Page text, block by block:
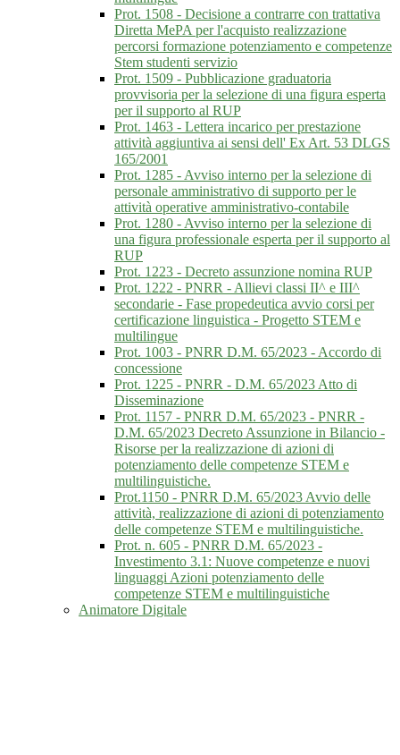
Prot. 1508 - Decisione a contrarre con trattativa
Diretta MePA per l'acquisto realizzazione
percorsi formazione potenziamento e competenze
Stem studenti servizio
Prot. 1509 - Pubblicazione graduatoria
provvisoria per la selezione di una figura esperta
per il supporto al RUP
Prot. 1463 - Lettera incarico per prestazione
attività aggiuntiva ai sensi dell' Ex Art. 53 DLGS
165/2001
Prot. 1285 - Avviso interno per la selezione di
personale amministrativo di supporto per le
attività operative amministrativo-contabile
Prot. 1280 - Avviso interno per la selezione di
una figura professionale esperta per il supporto al
RUP
Prot. 1223 - Decreto assunzione nomina RUP
Prot. 1222 - PNRR - Allievi classi II^ e III^
secondarie - Fase propedeutica avvio corsi per
certificazione linguistica - Progetto STEM e
multilingue
Prot. 1003 - PNRR D.M. 65/2023 - Accordo di
concessione
Prot. 1225 - PNRR - D.M. 65/2023 Atto di
Disseminazione
Prot. 1157 - PNRR D.M. 65/2023 - PNRR -
D.M. 65/2023 Decreto Assunzione in Bilancio -
Risorse per la realizzazione di azioni di
potenziamento delle competenze STEM e
multilinguistiche.
Prot.1150 - PNRR D.M. 65/2023 Avvio delle
attività, realizzazione di azioni di potenziamento
delle competenze STEM e multilinguistiche.
Prot. n. 605 - PNRR D.M. 65/2023 -
Investimento 3.1: Nuove competenze e nuovi
linguaggi Azioni potenziamento delle
competenze STEM e multilinguistiche
Animatore Digitale